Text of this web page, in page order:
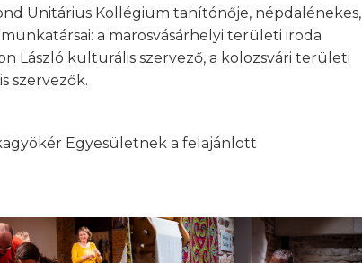
Unitárius Kollégium tanítónője, népdalénekes,
a marosvásárhelyi területi iroda
László kulturális szervező, a kolozsvári területi
szervezők.
Egyesületnek a felajánlott